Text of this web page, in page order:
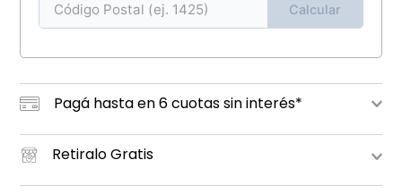
Calcular
Pagá hasta en 6 cuotas sin interés*
Retiralo Gratis